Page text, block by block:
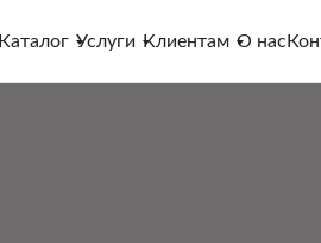
Каталог Услуги Клиентам О нас